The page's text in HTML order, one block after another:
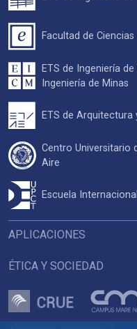
APLICACIONES
ÉTICA Y SOCIEDAD
Facultad de
ETS de Ingeniería
Ingeniería de Minas
ETS de Arquitectura
Centro Universitario
Aire
Escuela